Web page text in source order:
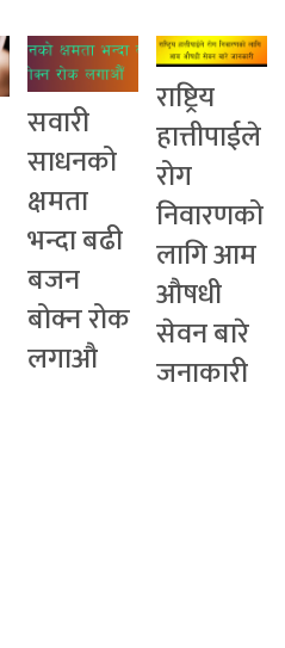
सवारी
साधनको
क्षमता
भन्दा बढी
बजन
बोक्न रोक
लगाऔ
राष्ट्रिय
हात्तीपाईले
रोग
निवारणको
लागि आम
औषधी
सेवन बारे
जनाकारी